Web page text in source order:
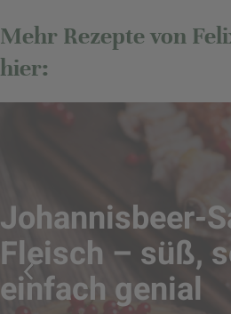
Mehr Rezepte von
hier:
Johannisbeer-
Fleisch – süß,
einfach genial